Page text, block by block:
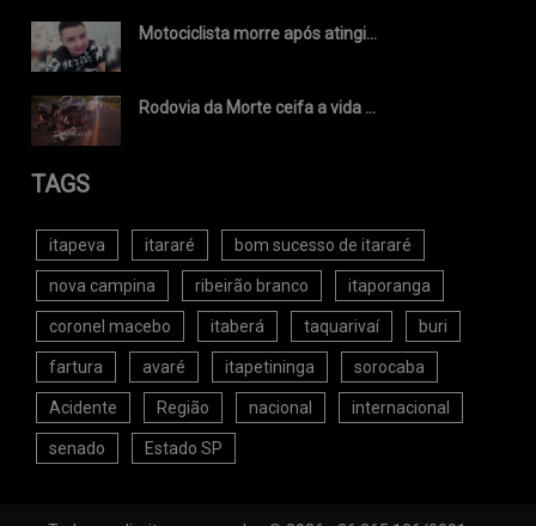
Motociclista morre após atingi...
Rodovia da Morte ceifa a vida ...
TAGS
itapeva itararé bom sucesso de itararé
nova campina ribeirão branco itaporanga
coronel macebo itaberá taquarivaí buri
fartura avaré itapetininga sorocaba
Acidente Região nacional internacional
senado Estado SP